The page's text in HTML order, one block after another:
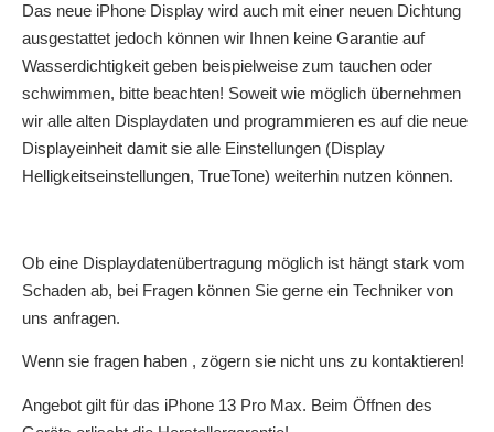
Das neue iPhone Display wird auch mit einer neuen Dichtung
ausgestattet jedoch können wir Ihnen keine Garantie auf
Wasserdichtigkeit geben beispielweise zum tauchen oder
schwimmen, bitte beachten! Soweit wie möglich übernehmen
wir alle alten Displaydaten und programmieren es auf die neue
Displayeinheit damit sie alle Einstellungen (Display
Helligkeitseinstellungen, TrueTone) weiterhin nutzen können.
Ob eine Displaydatenübertragung möglich ist hängt stark vom
Schaden ab, bei Fragen können Sie gerne ein Techniker von
uns anfragen.
Wenn sie fragen haben , zögern sie nicht uns zu kontaktieren!
Angebot gilt für das iPhone 13 Pro Max. Beim Öffnen des